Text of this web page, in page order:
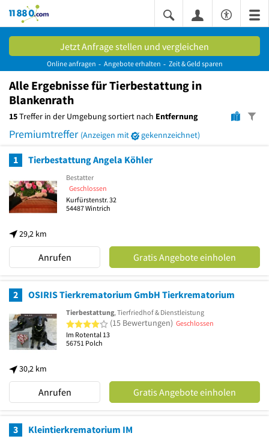
11880.com
Jetzt Anfrage stellen und vergleichen
Online anfragen Angebote erhalten Zeit & Geld sparen
Alle Ergebnissefür Tierbestattung in
Blankenrath
15Treffer in der Umgebung sortiert nach Entfernung
Premiumtreffer (Anzeigen mit gekennzeichnet)
1 Tierbestattung Angela Köhler
29,2 km
Bestatter
Geschlossen
Kurfürstenstr. 32
54487Wintrich
Anrufen Gratis Angebote einholen
2 OSIRIS Tierkrematorium GmbH Tierkrematorium
30,2 km
Tierbestattung, Tierfriedhof & Dienstleistung
4 von 5 Sternen
(15 Bewertungen) Geschlossen
Im Rotental 13
56751 Polch
Anrufen Gratis Angebote einholen
3 Kleintierkrematorium IM